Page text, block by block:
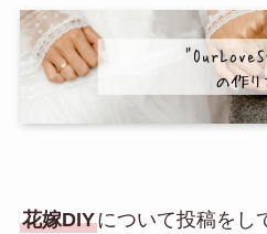
花嫁DIYについて投稿をし